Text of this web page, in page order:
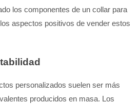
los componentes de un collar para
aspectos positivos de vender estos
personalizados suelen ser más
producidos en masa. Los